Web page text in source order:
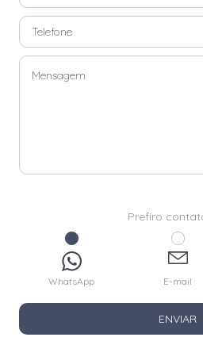
Prefiro
WhatsApp E-mail
ENVIAR